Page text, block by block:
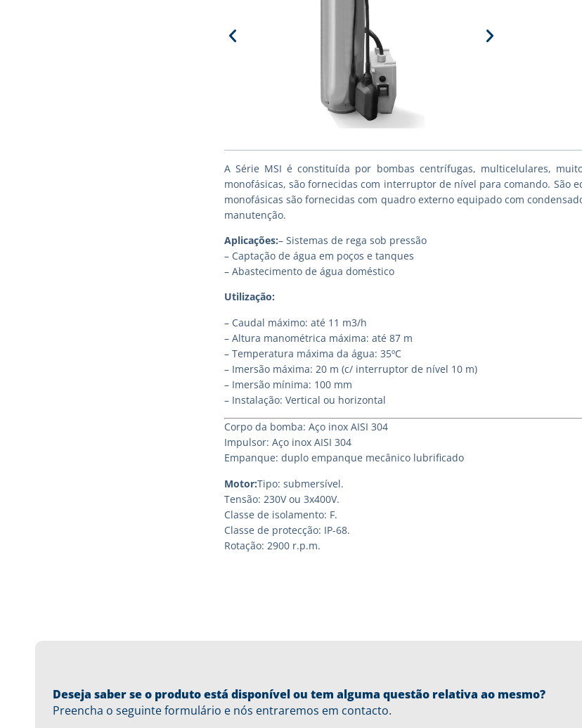
A Série MSI é constituída por bombas centrífugas, multicelulares,
monofásicas, são fornecidas com interruptor de nível para comando. São
monofásicas são fornecidas com quadro externo equipado com
manutenção.
Aplicações:– Sistemas de rega sob pressão
– Captação de água em poços e tanques
– Abastecimento de água doméstico
Utilização:
– Caudal máximo: até 11 m3/h
– Altura manométrica máxima: até 87 m
– Temperatura máxima da água: 35ºC
– Imersão máxima: 20 m (c/ interruptor de nível 10 m)
– Imersão mínima: 100 mm
– Instalação: Vertical ou horizontal
Corpo da bomba: Aço inox AISI 304
Impulsor: Aço inox AISI 304
Empanque: duplo empanque mecânico lubrificado
Motor:Tipo: submersível.
Tensão: 230V ou 3x400V.
Classe de isolamento: F.
Classe de protecção: IP-68.
Rotação: 2900 r.p.m.
Deseja saber se o produto está disponível ou tem alguma questão relativa ao mesmo?
Preencha o seguinte formulário e nós entraremos em contacto.